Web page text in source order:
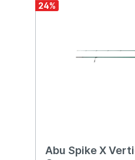
24%
Abu Spike X